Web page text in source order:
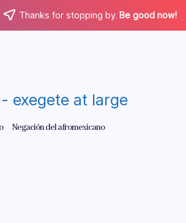
Thanks for stopping by. Be good now!
exegete at large
Negación del afromexicano